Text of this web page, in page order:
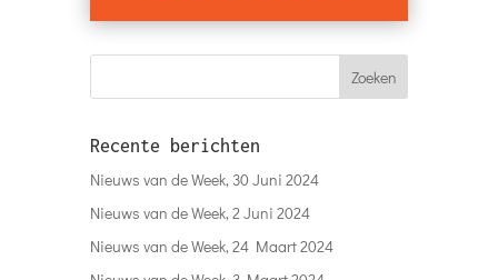
Recente berichten
Nieuws van de Week, 30 Juni 2024
Nieuws van de Week, 2 Juni 2024
Nieuws van de Week, 24 Maart 2024